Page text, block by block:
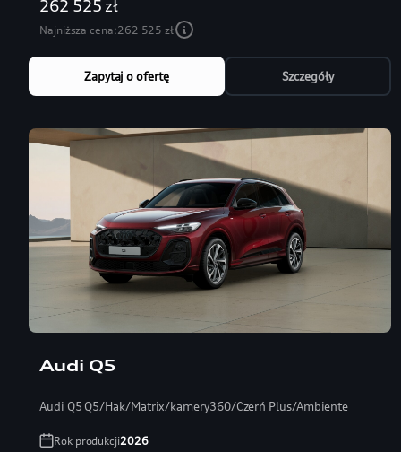
262 525 zł
Najniższa cena:262 525 zł
Zapytaj o ofertę Szczegóły
Audi Q5
Audi Q5 Q5/Hak/Matrix/kamery360/Czerń Plus/Ambiente
Rok produkcji2026